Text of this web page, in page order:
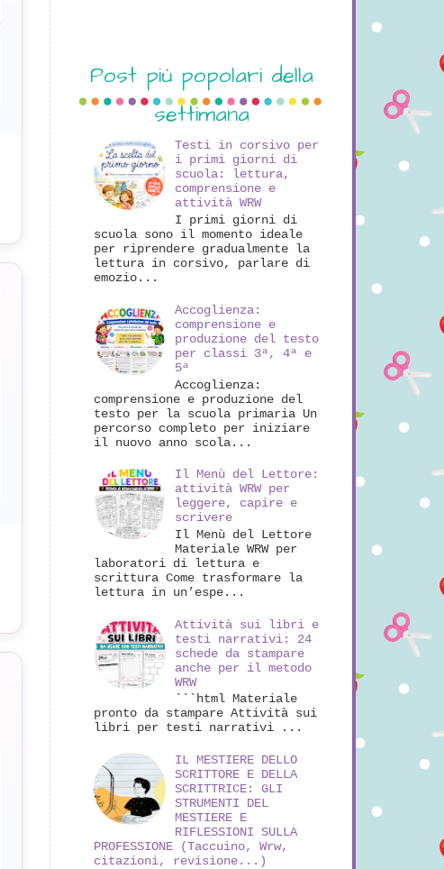
Post più popolari della
settimana
Testi in corsivo per
i primi giorni di
scuola: lettura,
comprensione e
attività WRW
I primi giorni di
scuola sono il momento ideale
per riprendere gradualmente la
lettura in corsivo, parlare di
emozio...
Accoglienza:
comprensione e
produzione del testo
per classi 3ª, 4ª e
5ª
Accoglienza:
comprensione e produzione del
testo per la scuola primaria Un
percorso completo per iniziare
il nuovo anno scola...
Il Menù del Lettore:
attività WRW per
leggere, capire e
scrivere
Il Menù del Lettore
Materiale WRW per
laboratori di lettura e
scrittura Come trasformare la
lettura in un’espe...
Attività sui libri e
testi narrativi: 24
schede da stampare
anche per il metodo
WRW
```html Materiale
pronto da stampare Attività sui
libri per testi narrativi ...
IL MESTIERE DELLO
SCRITTORE E DELLA
SCRITTRICE: GLI
STRUMENTI DEL
MESTIERE E
RIFLESSIONI SULLA
PROFESSIONE (Taccuino, Wrw,
citazioni, revisione...)